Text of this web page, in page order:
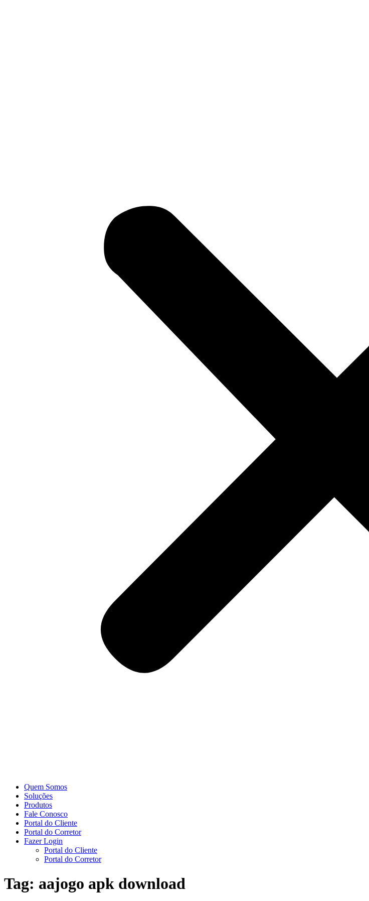
Quem Somos
Soluções
Produtos
Fale Conosco
Portal do Cliente
Portal do Corretor
Fazer Login
Portal do Cliente
Portal do Corretor
Tag: aajogo apk download